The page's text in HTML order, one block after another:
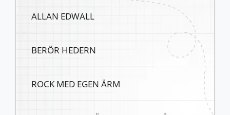
ALLAN EDWALL
BERÖR HEDERN
ROCK MED EGEN ÄRM